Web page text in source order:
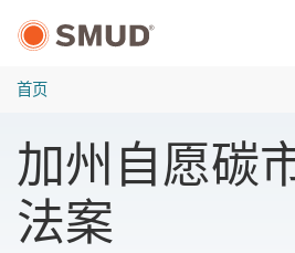
首页
加州自愿碳
法案